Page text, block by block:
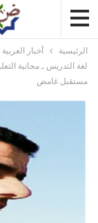
الرئيسية
أخبار العربية
لغة التدريس ـ مجانية
مستقبل غامض